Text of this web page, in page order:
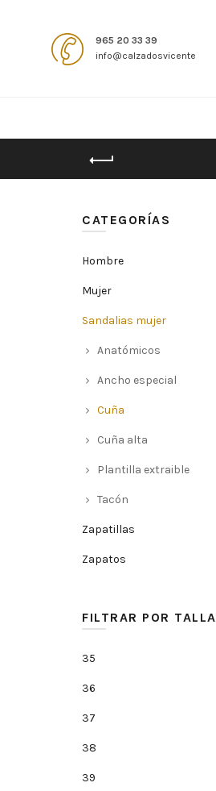
965 20 33 39
info@calzadosvicente
CATEGORÍAS
Hombre
Mujer
Sandalias mujer
Anatómicos
Ancho especial
Cuña
Cuña alta
Plantilla extraible
Tacón
Zapatillas
Zapatos
FILTRAR POR TALLA
35
36
37
38
39